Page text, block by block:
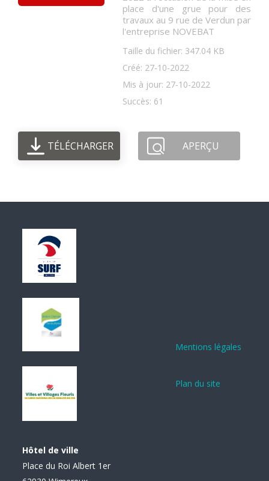
place d'une grue pour des
travaux au 9 rue de Verdun par
l'entreprise NOVEBAT
Taille du fichier: 347.04 KB
Créé: 27-10-2022
Mis à jour: 27-10-2022
Succès: 61
TÉLÉCHARGER APERÇU
Hôtel de ville
Place du Roi Albert 1er
Mentions légales
Plan du site